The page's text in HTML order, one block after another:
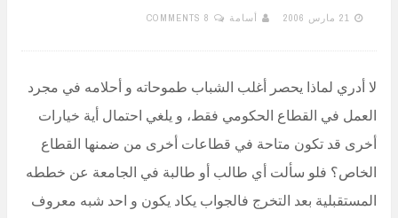
21 مارس 2006 أسامة 8 COMMENTS
لا أدري لماذا يحصر أغلب الشباب طموحاته و أحلامه في مجرد
العمل في القطاع الحكومي فقط، و يلغي احتمال أية خيارات
أخرى قد تكون متاحة في قطاعات أخرى من ضمنها القطاع
الخاص؟ فلو سألت أي طالب أو طالبة في الجامعة عن خططه
المستقبلية بعد التخرج فالجواب يكاد يكون و احد شبه معروف